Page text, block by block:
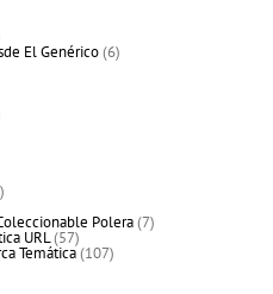
El Genérico 66
productos
1
producto
Polera 77
productos
URL 5757
productos
Temática 107107
productos